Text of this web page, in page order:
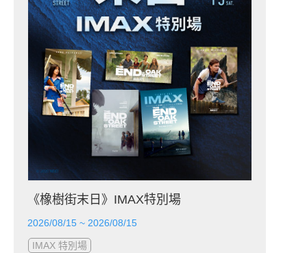
《橡樹街末日》IMAX特別場
2026/08/15 ~ 2026/08/15
IMAX 特別場